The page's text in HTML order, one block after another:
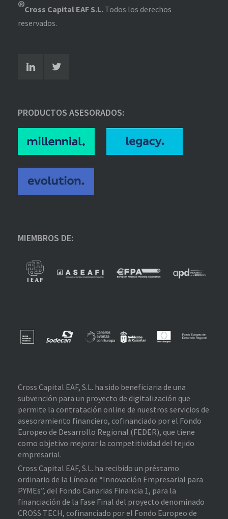
®Cross Capital EAF S.L. Todos los derechos
reservados.
PRODUCTOS ASESORADOS:
MIEMBROS DE:
Cross Capital EAF, S.L. ha sido beneficiaria de una
subvención para un proyecto de digitalización que
permite la contratación online de nuestros servicios de
asesoramiento financiero, cofinanciado por el Fondo
Europeo de Desarrollo Regional (FEDER), que tiene
como objetivo mejorar la competitividad del tejido
empresarial.
Cross Capital EAF, S.L. ha recibido un préstamo
ordinario de la Línea de “Innovación Empresarial para
PYMEs”, del Fondo Canarias Financia 1, para la
financiación de la Fase Final del proyecto denominado
CROSS TECH, cofinanciado por el Fondo Europeo de